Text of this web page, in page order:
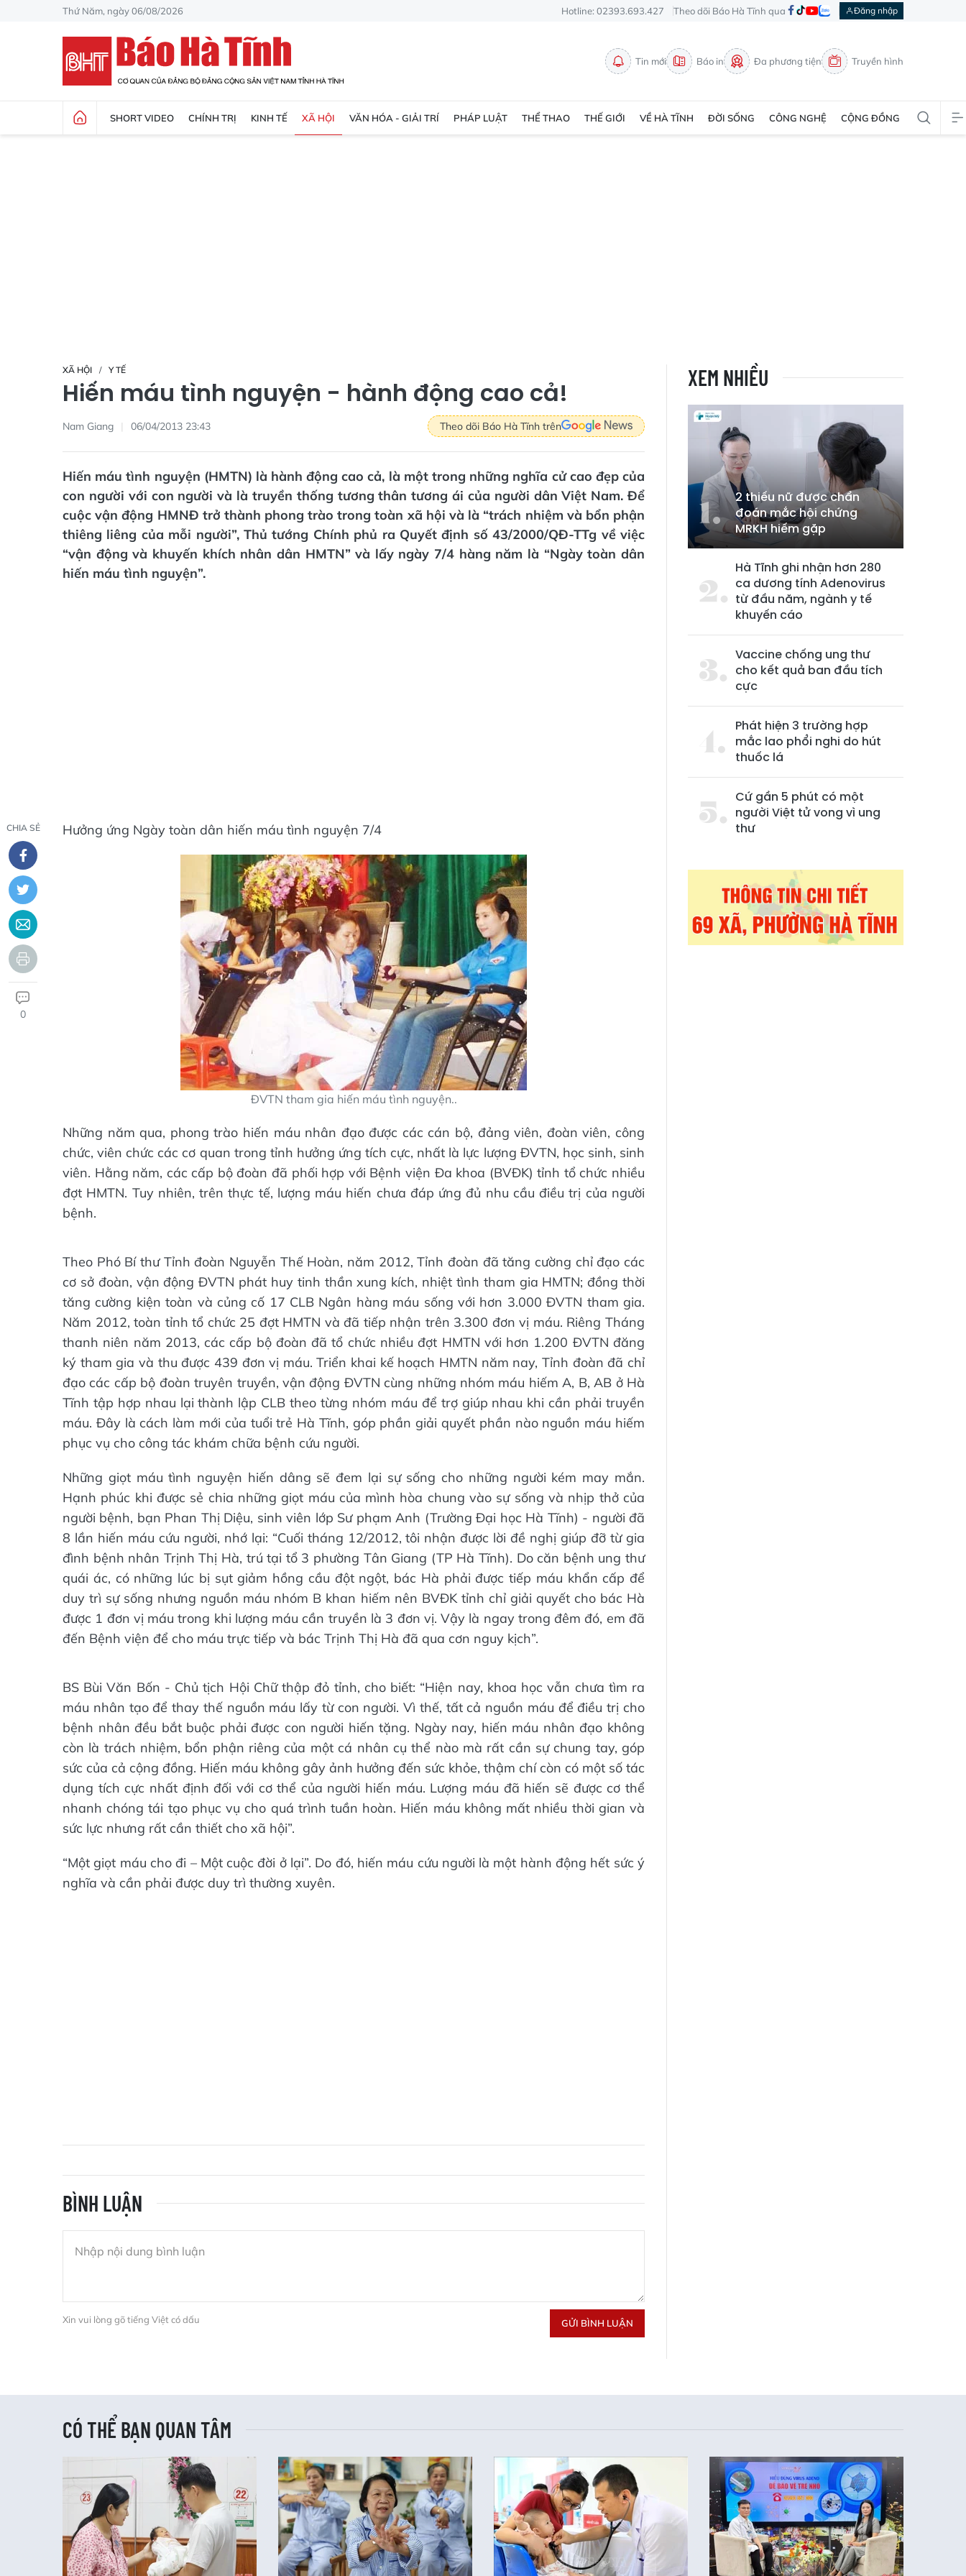
Thứ Năm, ngày 06/08/2026 Hotline: 02393.693.427 Theo dõi Báo Hà Tĩnh qua Đăng nhập
Tin mới Báo in Đa phương tiện Truyền hình
SHORT VIDEO CHÍNH TRỊ KINH TẾ XÃ HỘI VĂN HÓA - GIẢI TRÍ PHÁP LUẬT THỂ THAO THẾ GIỚI VỀ HÀ TĨNH ĐỜI SỐNG CÔNG NGHỆ CỘNG ĐỒNG
XÃ HỘI Y TẾ
Hiến máu tình nguyện - hành động cao cả!
Nam Giang 06/04/2013 23:43 Theo dõi Báo Hà Tĩnh trên
Hiến máu tình nguyện (HMTN) là hành động cao cả, là một trong những nghĩa cử cao đẹp của
con người với con người và là truyền thống tương thân tương ái của người dân Việt Nam. Để
cuộc vận động HMNĐ trở thành phong trào trong toàn xã hội và là “trách nhiệm và bổn phận
thiêng liêng của mỗi người”, Thủ tướng Chính phủ ra Quyết định số 43/2000/QĐ-TTg về việc
“vận động và khuyến khích nhân dân HMTN” và lấy ngày 7/4 hàng năm là “Ngày toàn dân
hiến máu tình nguyện”.
CHIA SẺ
0
Hưởng ứng Ngày toàn dân hiến máu tình nguyện 7/4
ĐVTN tham gia hiến máu tình nguyện..
Những năm qua, phong trào hiến máu nhân đạo được các cán bộ, đảng viên, đoàn viên, công
chức, viên chức các cơ quan trong tỉnh hưởng ứng tích cực, nhất là lực lượng ĐVTN, học sinh, sinh
viên. Hằng năm, các cấp bộ đoàn đã phối hợp với Bệnh viện Đa khoa (BVĐK) tỉnh tổ chức nhiều
đợt HMTN. Tuy nhiên, trên thực tế, lượng máu hiến chưa đáp ứng đủ nhu cầu điều trị của người
bệnh.
Theo Phó Bí thư Tỉnh đoàn Nguyễn Thế Hoàn, năm 2012, Tỉnh đoàn đã tăng cường chỉ đạo các
cơ sở đoàn, vận động ĐVTN phát huy tinh thần xung kích, nhiệt tình tham gia HMTN; đồng thời
tăng cường kiện toàn và củng cố 17 CLB Ngân hàng máu sống với hơn 3.000 ĐVTN tham gia.
Năm 2012, toàn tỉnh tổ chức 25 đợt HMTN và đã tiếp nhận trên 3.300 đơn vị máu. Riêng Tháng
thanh niên năm 2013, các cấp bộ đoàn đã tổ chức nhiều đợt HMTN với hơn 1.200 ĐVTN đăng
ký tham gia và thu được 439 đơn vị máu. Triển khai kế hoạch HMTN năm nay, Tỉnh đoàn đã chỉ
đạo các cấp bộ đoàn truyên truyền, vận động ĐVTN cùng những nhóm máu hiếm A, B, AB ở Hà
Tĩnh tập hợp nhau lại thành lập CLB theo từng nhóm máu để trợ giúp nhau khi cần phải truyền
máu. Đây là cách làm mới của tuổi trẻ Hà Tĩnh, góp phần giải quyết phần nào nguồn máu hiếm
phục vụ cho công tác khám chữa bệnh cứu người.
Những giọt máu tình nguyện hiến dâng sẽ đem lại sự sống cho những người kém may mắn.
Hạnh phúc khi được sẻ chia những giọt máu của mình hòa chung vào sự sống và nhịp thở của
người bệnh, bạn Phan Thị Diệu, sinh viên lớp Sư phạm Anh (Trường Đại học Hà Tĩnh) - người đã
8 lần hiến máu cứu người, nhớ lại: “Cuối tháng 12/2012, tôi nhận được lời đề nghị giúp đỡ từ gia
đình bệnh nhân Trịnh Thị Hà, trú tại tổ 3 phường Tân Giang (TP Hà Tĩnh). Do căn bệnh ung thư
quái ác, có những lúc bị sụt giảm hồng cầu đột ngột, bác Hà phải được tiếp máu khẩn cấp để
duy trì sự sống nhưng nguồn máu nhóm B khan hiếm nên BVĐK tỉnh chỉ giải quyết cho bác Hà
được 1 đơn vị máu trong khi lượng máu cần truyền là 3 đơn vị. Vậy là ngay trong đêm đó, em đã
đến Bệnh viện để cho máu trực tiếp và bác Trịnh Thị Hà đã qua cơn nguy kịch”.
BS Bùi Văn Bốn - Chủ tịch Hội Chữ thập đỏ tỉnh, cho biết: “Hiện nay, khoa học vẫn chưa tìm ra
máu nhân tạo để thay thế nguồn máu lấy từ con người. Vì thế, tất cả nguồn máu để điều trị cho
bệnh nhân đều bắt buộc phải được con người hiến tặng. Ngày nay, hiến máu nhân đạo không
còn là trách nhiệm, bổn phận riêng của một cá nhân cụ thể nào mà rất cần sự chung tay, góp
sức của cả cộng đồng. Hiến máu không gây ảnh hưởng đến sức khỏe, thậm chí còn có một số tác
dụng tích cực nhất định đối với cơ thể của người hiến máu. Lượng máu đã hiến sẽ được cơ thể
nhanh chóng tái tạo phục vụ cho quá trình tuần hoàn. Hiến máu không mất nhiều thời gian và
sức lực nhưng rất cần thiết cho xã hội”.
“Một giọt máu cho đi – Một cuộc đời ở lại”. Do đó, hiến máu cứu người là một hành động hết sức ý
nghĩa và cần phải được duy trì thường xuyên.
BÌNH LUẬN
Xin vui lòng gõ tiếng Việt có dấu GỬI BÌNH LUẬN
XEM NHIỀU
2 thiếu nữ được chẩn
đoán mắc hội chứng
MRKH hiếm gặp
Hà Tĩnh ghi nhận hơn 280
ca dương tính Adenovirus
từ đầu năm, ngành y tế
khuyến cáo
Vaccine chống ung thư
cho kết quả ban đầu tích
cực
Phát hiện 3 trường hợp
mắc lao phổi nghi do hút
thuốc lá
Cứ gần 5 phút có một
người Việt tử vong vì ung
thư
CÓ THỂ BẠN QUAN TÂM